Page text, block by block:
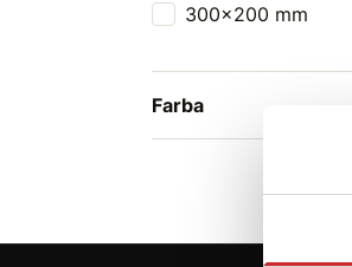
300x200 mm
Farba